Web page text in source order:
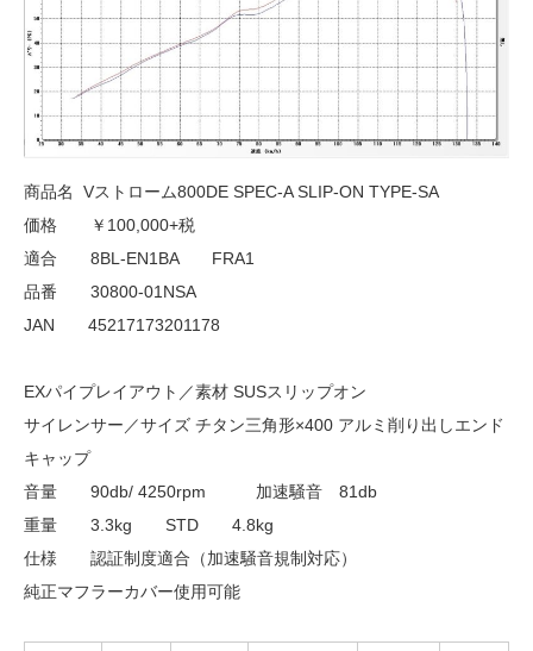
商品名 Vストローム800DE SPEC-A SLIP-ON TYPE-SA
価格 ￥100,000+税
適合 8BL-EN1BA FRA1
品番 30800-01NSA
JAN 45217173201178
EXパイプレイアウト／素材 SUSスリップオン
サイレンサー／サイズ チタン三角形×400 アルミ削り出しエンド
キャップ
音量 90db/ 4250rpm 加速騒音 81db
重量 3.3kg STD 4.8kg
仕様 認証制度適合（加速騒音規制対応）
純正マフラーカバー使用可能